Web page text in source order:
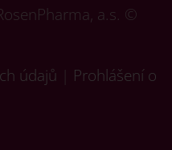
a.s. ©
údajů
Prohlášení o